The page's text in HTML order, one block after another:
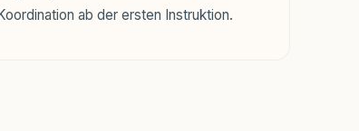
ab der ersten Instruktion.